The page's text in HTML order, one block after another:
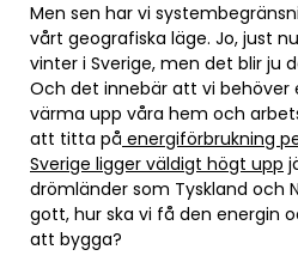
Men sen har vi
vårt geografiska läge. Jo, just
vinter i Sverige, men det blir ju
Och det innebär att vi behöver
värma upp våra hem och
att titta på energiförbrukning
Sverige ligger väldigt högt upp
drömländer som Tyskland och
gott, hur ska vi få den energin
att bygga?